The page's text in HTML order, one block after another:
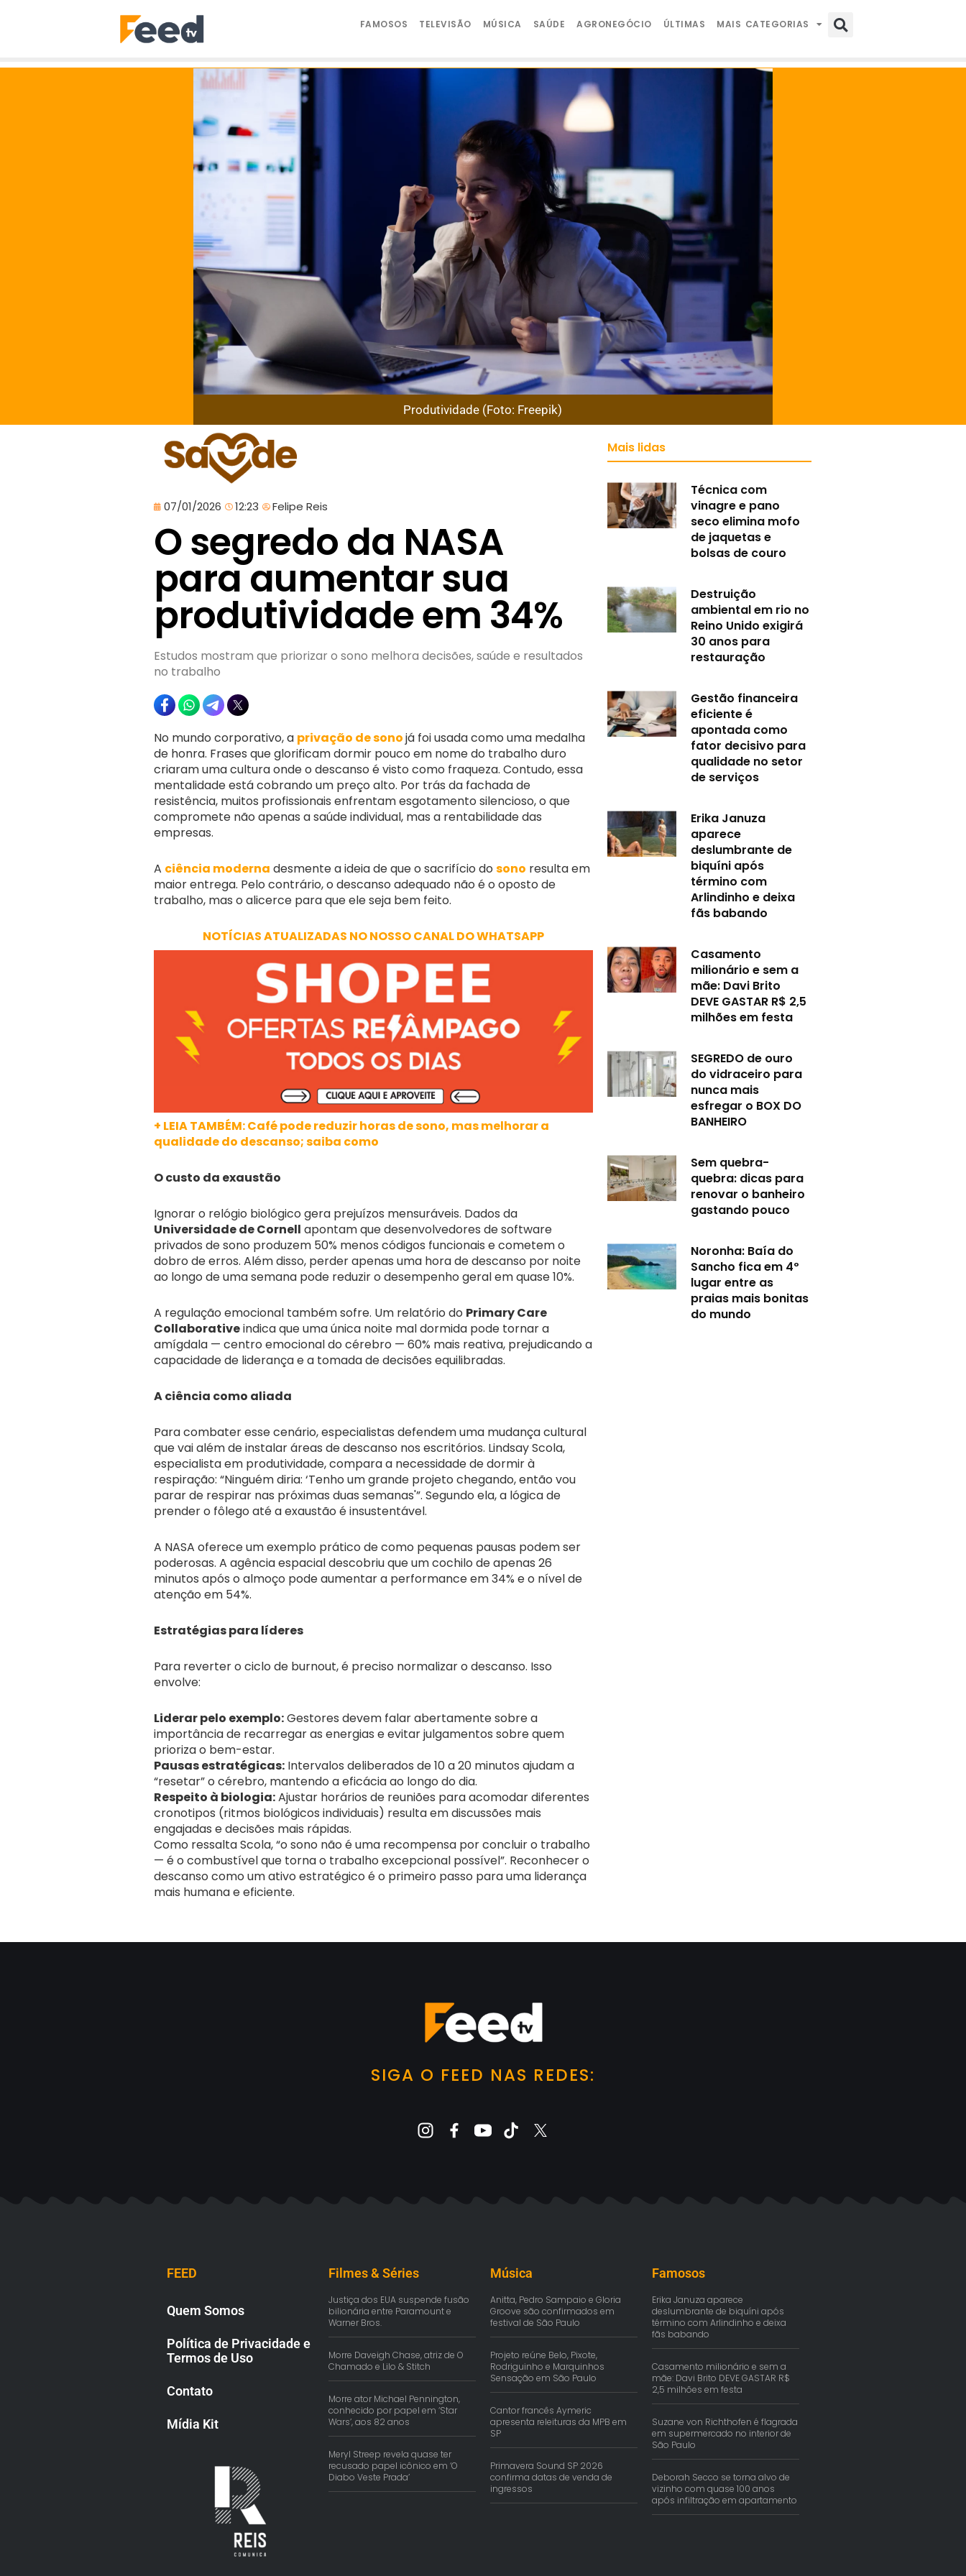
FAMOSOS TELEVISÃO MÚSICA SAÚDE AGRONEGÓCIO ÚLTIMAS MAIS CATEGORIAS
Produtividade (Foto: Freepik)
07/01/2026 12:23 Felipe Reis
O segredo da NASA
para aumentar sua
produtividade em 34%
Estudos mostram que priorizar o sono melhora decisões, saúde e resultados
no trabalho
No mundo corporativo, a privação de sonojá foi usada como uma medalha
de honra. Frases que glorificam dormir pouco em nome do trabalho duro
criaram uma cultura onde o descanso é visto como fraqueza. Contudo, essa
mentalidade está cobrando um preço alto. Por trás da fachada de
resistência, muitos profissionais enfrentam esgotamento silencioso, o que
compromete não apenas a saúde individual, mas a rentabilidade das
empresas.
A ciência moderna desmente a ideia de que o sacrifício do sono resulta em
maior entrega. Pelo contrário, o descanso adequado não é o oposto de
trabalho, mas o alicerce para que ele seja bem feito.
NOTÍCIAS ATUALIZADAS NO NOSSO CANAL DO WHATSAPP
+ LEIA TAMBÉM: Café pode reduzir horas de sono, mas melhorar a
qualidade do descanso; saiba como
O custo da exaustão
Ignorar o relógio biológico gera prejuízos mensuráveis. Dados da
Universidade de Cornell apontam que desenvolvedores de software
privados de sono produzem 50% menos códigos funcionais e cometem o
dobro de erros. Além disso, perder apenas uma hora de descanso por noite
ao longo de uma semana pode reduzir o desempenho geral em quase 10%.
A regulação emocional também sofre. Um relatório do Primary Care
Collaborativeindica que uma única noite mal dormida pode tornar a
amígdala — centro emocional do cérebro — 60% mais reativa, prejudicando a
capacidade de liderança e a tomada de decisões equilibradas.
A ciência como aliada
Para combater esse cenário, especialistas defendem uma mudança cultural
que vai além de instalar áreas de descanso nos escritórios. Lindsay Scola,
especialista em produtividade, compara a necessidade de dormir à
respiração: “Ninguém diria: ‘Tenho um grande projeto chegando, então vou
parar de respirar nas próximas duas semanas'”. Segundo ela, a lógica de
prender o fôlego até a exaustão é insustentável.
A NASA oferece um exemplo prático de como pequenas pausas podem ser
poderosas. A agência espacial descobriu que um cochilo de apenas 26
minutos após o almoço pode aumentar a performance em 34% e o nível de
atenção em 54%.
Estratégias para líderes
Para reverter o ciclo de burnout, é preciso normalizar o descanso. Isso
envolve:
Liderar pelo exemplo:Gestores devem falar abertamente sobre a
importância de recarregar as energias e evitar julgamentos sobre quem
prioriza o bem-estar.
Pausas estratégicas: Intervalos deliberados de 10 a 20 minutos ajudam a
“resetar” o cérebro, mantendo a eficácia ao longo do dia.
Respeito à biologia:Ajustar horários de reuniões para acomodar diferentes
cronotipos (ritmos biológicos individuais) resulta em discussões mais
engajadas e decisões mais rápidas.
Como ressalta Scola, “o sono não é uma recompensa por concluir o trabalho
— é o combustível que torna o trabalho excepcional possível”. Reconhecer o
descanso como um ativo estratégico é o primeiro passo para uma liderança
mais humana e eficiente.
Mais lidas
Técnica com
vinagre e pano
seco elimina mofo
de jaquetas e
bolsas de couro
Destruição
ambiental em rio no
Reino Unido exigirá
30 anos para
restauração
Gestão financeira
eficiente é
apontada como
fator decisivo para
qualidade no setor
de serviços
Erika Januza
aparece
deslumbrante de
biquíni após
término com
Arlindinho e deixa
fãs babando
Casamento
milionário e sem a
mãe: Davi Brito
DEVE GASTAR R$ 2,5
milhões em festa
SEGREDO de ouro
do vidraceiro para
nunca mais
esfregar o BOX DO
BANHEIRO
Sem quebra-
quebra: dicas para
renovar o banheiro
gastando pouco
Noronha: Baía do
Sancho fica em 4º
lugar entre as
praias mais bonitas
do mundo
SIGA O FEED NAS REDES:
FEED
Quem Somos
Política de Privacidade e
Termos de Uso
Contato
Mídia Kit
Filmes & Séries
Justiça dos EUA suspende fusão
bilionária entre Paramount e
Warner Bros.
Morre Daveigh Chase, atriz de O
Chamado e Lilo & Stitch
Morre ator Michael Pennington,
conhecido por papel em ‘Star
Wars’, aos 82 anos
Meryl Streep revela quase ter
recusado papel icônico em ‘O
Diabo Veste Prada’
Música
Anitta, Pedro Sampaio e Gloria
Groove são confirmados em
festival de São Paulo
Projeto reúne Belo, Pixote,
Rodriguinho e Marquinhos
Sensação em São Paulo
Cantor francês Aymeric
apresenta releituras da MPB em
SP
Primavera Sound SP 2026
confirma datas de venda de
ingressos
Famosos
Erika Januza aparece
deslumbrante de biquíni após
término com Arlindinho e deixa
fãs babando
Casamento milionário e sem a
mãe: Davi Brito DEVE GASTAR R$
2,5 milhões em festa
Suzane von Richthofen é flagrada
em supermercado no interior de
São Paulo
Deborah Secco se torna alvo de
vizinho com quase 100 anos
após infiltração em apartamento